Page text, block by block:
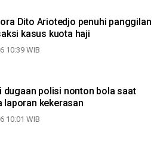
Dito Ariotedjo penuhi panggilan
kasus kuota haji
10:39 WIB
dugaan polisi nonton bola saat
laporan kekerasan
10:01 WIB